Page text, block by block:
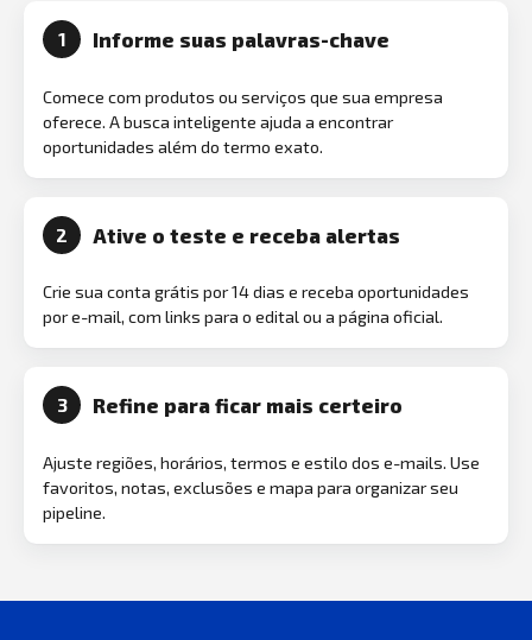
1 Informe suas palavras-chave
Comece com produtos ou serviços que sua empresa
oferece. A busca inteligente ajuda a encontrar
oportunidades além do termo exato.
2 Ative o teste e receba alertas
Crie sua conta grátis por 14 dias e receba oportunidades
por e-mail, com links para o edital ou a página oficial.
3 Refine para ficar mais certeiro
Ajuste regiões, horários, termos e estilo dos e-mails. Use
favoritos, notas, exclusões e mapa para organizar seu
pipeline.